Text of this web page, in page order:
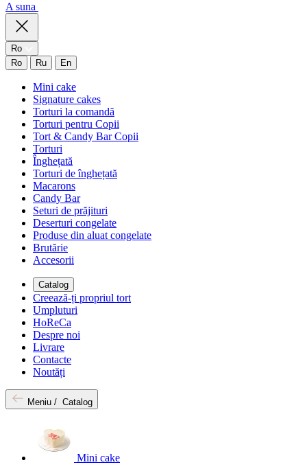
A suna
Ro
Ro
Ru En
Mini cake
Signature cakes
Torturi la comandă
Torturi pentru Copii
Tort & Candy Bar Copii
Torturi
Înghețată
Torturi de înghețată
Macarons
Candy Bar
Seturi de prăjituri
Deserturi congelate
Produse din aluat congelate
Brutărie
Accesorii
Catalog
Creează-ți propriul tort
Umpluturi
HoReCa
Despre noi
Livrare
Contacte
Noutăți
Meniu / Catalog
Mini cake